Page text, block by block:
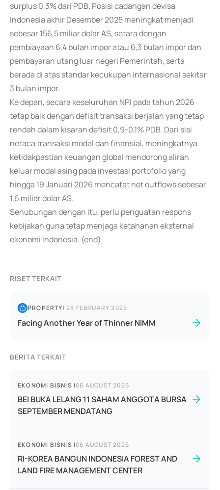
surplus 0,3% dari PDB. Posisi cadangan devisa
Indonesia akhir Desember 2025 meningkat menjadi
sebesar 156,5 miliar dolar AS, setara dengan
pembiayaan 6,4 bulan impor atau 6,3 bulan impor dan
pembayaran utang luar negeri Pemerintah, serta
berada di atas standar kecukupan internasional sekitar
3 bulan impor.
Ke depan, secara keseluruhan NPI pada tahun 2026
tetap baik dengan defisit transaksi berjalan yang tetap
rendah dalam kisaran defisit 0,9-0,1% PDB. Dari sisi
neraca transaksi modal dan finansial, meningkatnya
ketidakpastian keuangan global mendorong aliran
keluar modal asing pada investasi portofolio yang
hingga 19 Januari 2026 mencatat net outflows sebesar
1,6 miliar dolar AS.
Sehubungan dengan itu, perlu penguatan respons
kebijakan guna tetap menjaga ketahanan eksternal
ekonomi Indonesia. (end)
RISET TERKAIT
PROPERTY|28 FEBRUARY 2025
Facing Another Year of Thinner NIMM
BERITA TERKAIT
EKONOMI BISNIS |06 AUGUST 2026
BEI BUKA LELANG 11 SAHAM ANGGOTA BURSA
SEPTEMBER MENDATANG
EKONOMI BISNIS |06 AUGUST 2026
RI-KOREA BANGUN INDONESIA FOREST AND
LAND FIRE MANAGEMENT CENTER